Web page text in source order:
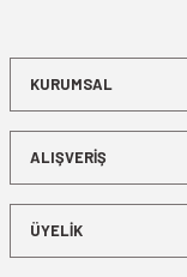
KURUMSAL
ALIŞVERİŞ
ÜYELİK